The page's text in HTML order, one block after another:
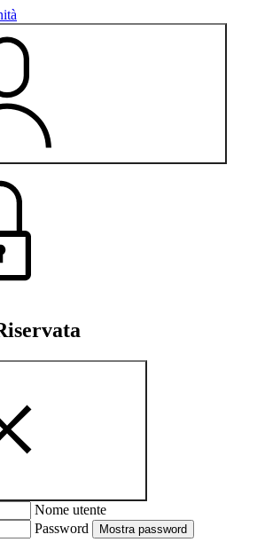
Nome utente
Password
Mostra password